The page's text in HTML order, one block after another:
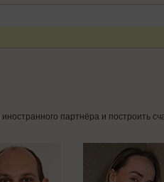
партнёра и построить